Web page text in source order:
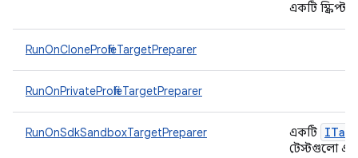
একটি স্ক্রিপ্ট
RunOnCloneProfileTargetPreparer
RunOnPrivateProfileTargetPreparer
RunOnSdkSandboxTargetPreparer একটি
টেস্টগুলো